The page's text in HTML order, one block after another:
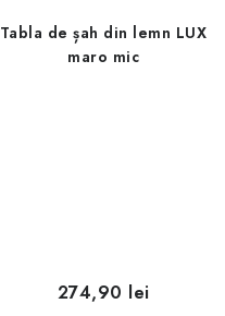
Tabla de șah din lemn LUX
maro mic
274,90 lei